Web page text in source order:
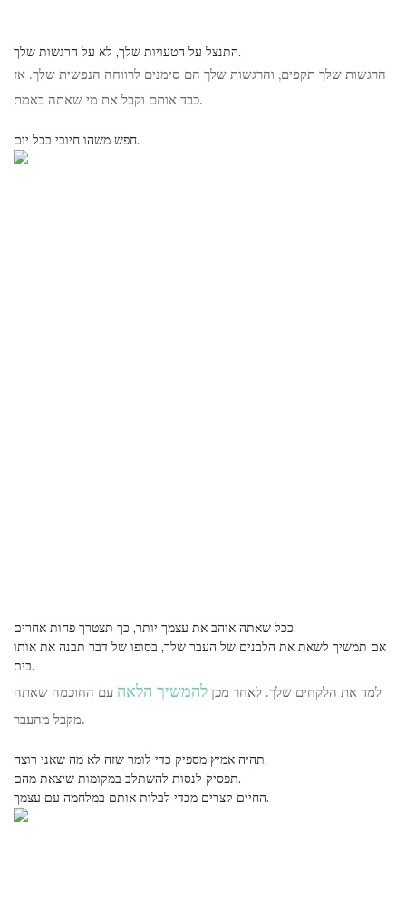
התנצל על הטעויות שלך, לא על הרגשות שלך.
הרגשות שלך תקפים, והרגשות שלך הם סימנים לרווחה הנפשית שלך. אז
כבד אותם וקבל את מי שאתה באמת.
חפש משהו חיובי בכל יום.
ככל שאתה אוהב את עצמך יותר, כך תצטרך פחות אחרים.
אם תמשיך לשאת את הלבנים של העבר שלך, בסופו של דבר תבנה את אותו
בית.
למד את הלקחים שלך. לאחר מכן להמשיך הלאה עם החוכמה שאתה
מקבל מהעבר.
תהיה אמיץ מספיק כדי לומר שזה לא מה שאני רוצה.
תפסיק לנסות להשתלב במקומות שיצאת מהם.
החיים קצרים מכדי לבלות אותם במלחמה עם עצמך.